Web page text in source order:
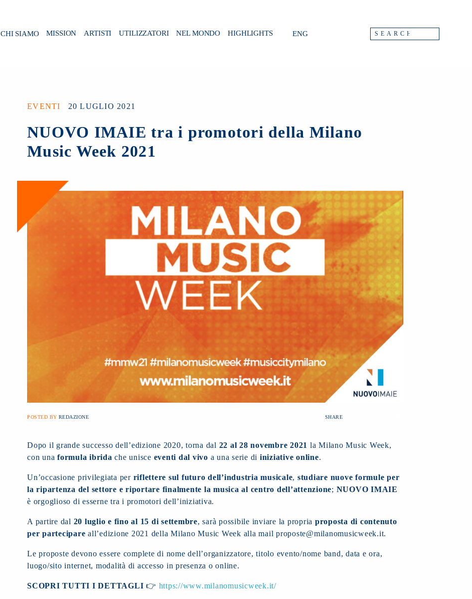
CHI SIAMO MISSION ARTISTI UTILIZZATORI NEL MONDO HIGHLIGHTS ENG
EVENTI 20 LUGLIO 2021
NUOVO IMAIE tra i promotori della Milano
Music Week 2021
POSTED BY REDAZIONE SHARE
Dopo il grande successo dell’edizione 2020, torna dal 22 al 28 novembre 2021 la Milano Music Week,
con una formula ibrida che unisce eventi dal vivo a una serie di iniziative online.
Un’occasione privilegiata per riflettere sul futuro dell’industria musicale, studiare nuove formule per
la ripartenza del settore e riportare finalmente la musica al centro dell’attenzione; NUOVO IMAIE
è orgoglioso di esserne tra i promotori dell’iniziativa.
A partire dal 20 luglio e fino al 15 di settembre, sarà possibile inviare la propria proposta di contenuto
per partecipare all’edizione 2021 della Milano Music Week alla mail proposte@milanomusicweek.it.
Le proposte devono essere complete di nome dell’organizzatore, titolo evento/nome band, data e ora,
luogo/sito internet, modalità di accesso in presenza o online.
SCOPRI TUTTI I DETTAGLI 👉 https://www.milanomusicweek.it/